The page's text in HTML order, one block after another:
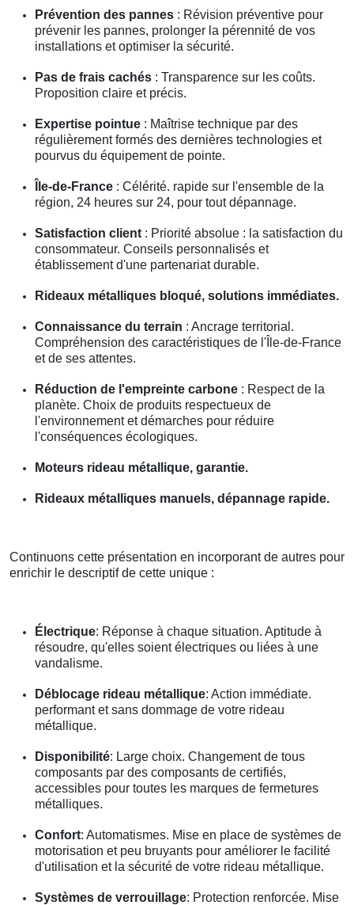
Prévention des pannes : Révision préventive pour
prévenir les pannes, prolonger la pérennité de vos
installations et optimiser la sécurité.
Pas de frais cachés : Transparence sur les coûts.
Proposition claire et précis.
Expertise pointue : Maîtrise technique par des
régulièrement formés des dernières technologies et
pourvus du équipement de pointe.
Île-de-France : Célérité. rapide sur l'ensemble de la
région, 24 heures sur 24, pour tout dépannage.
Satisfaction client : Priorité absolue : la satisfaction du
consommateur. Conseils personnalisés et
établissement d'une partenariat durable.
Rideaux métalliques bloqué, solutions immédiates.
Connaissance du terrain : Ancrage territorial.
Compréhension des caractéristiques de l'Île-de-France
et de ses attentes.
Réduction de l'empreinte carbone : Respect de la
planète. Choix de produits respectueux de
l'environnement et démarches pour réduire
l'conséquences écologiques.
Moteurs rideau métallique, garantie.
Rideaux métalliques manuels, dépannage rapide.
Continuons cette présentation en incorporant de autres pour
enrichir le descriptif de cette unique :
Électrique: Réponse à chaque situation. Aptitude à
résoudre, qu'elles soient électriques ou liées à une
vandalisme.
Déblocage rideau métallique: Action immédiate.
performant et sans dommage de votre rideau
métallique.
Disponibilité: Large choix. Changement de tous
composants par des composants de certifiés,
accessibles pour toutes les marques de fermetures
métalliques.
Confort: Automatismes. Mise en place de systèmes de
motorisation et peu bruyants pour améliorer le facilité
d'utilisation et la sécurité de votre rideau métallique.
Systèmes de verrouillage: Protection renforcée. Mise